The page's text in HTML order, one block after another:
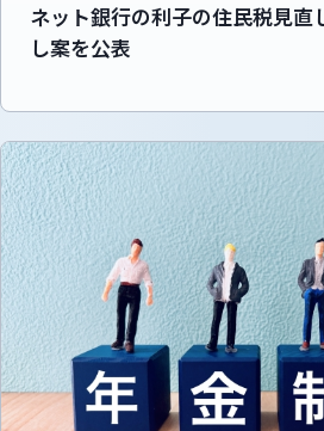
ネット銀行の利子の住民税見
し案を公表